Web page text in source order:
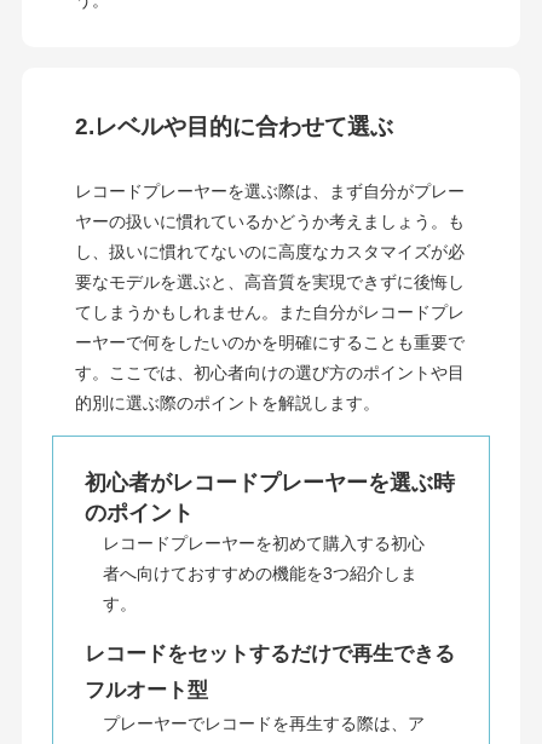
2.レベルや目的に合わせて選ぶ
レコードプレーヤーを選ぶ際は、まず自分がプレー
ヤーの扱いに慣れているかどうか考えましょう。も
し、扱いに慣れてないのに高度なカスタマイズが必
要なモデルを選ぶと、高音質を実現できずに後悔し
てしまうかもしれません。また自分がレコードプレ
ーヤーで何をしたいのかを明確にすることも重要で
す。ここでは、初心者向けの選び方のポイントや目
的別に選ぶ際のポイントを解説します。
初心者がレコードプレーヤーを選ぶ時
のポイント
レコードプレーヤーを初めて購入する初心
者へ向けておすすめの機能を3つ紹介しま
す。
レコードをセットするだけで再生できる
フルオート型
プレーヤーでレコードを再生する際は、ア